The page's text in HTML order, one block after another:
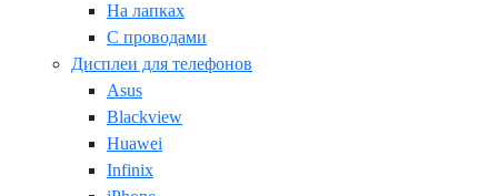
На лапках
С проводами
Дисплеи для телефонов
Asus
Blackview
Huawei
Infinix